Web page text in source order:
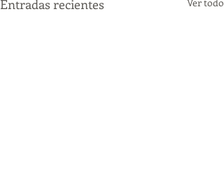
Entradas recientes